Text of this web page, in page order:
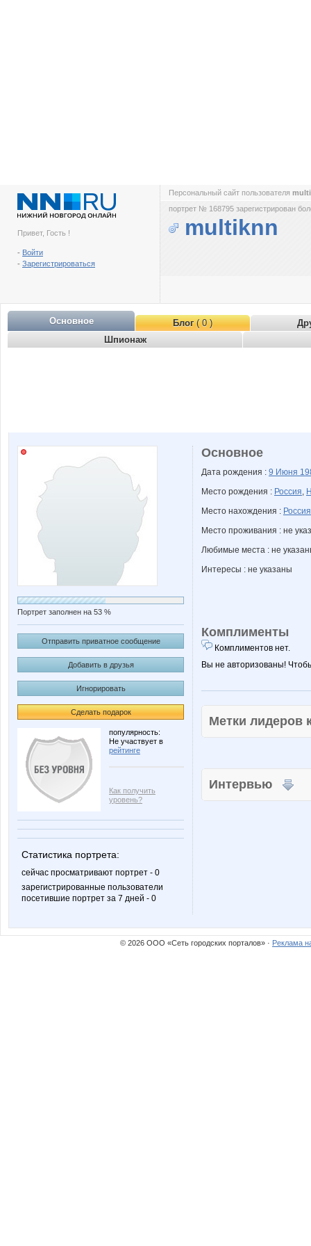
Привет, Гость !
- Войти
- Зарегистрироваться
Персональный сайт пользователя
портрет № 168795 зарегистрирован
multiknn
Основное Блог( 0 )
Шпионаж
Портрет заполнен на 53 %
Отправить приватное сообщение
Добавить в друзья
Игнорировать
Сделать подарок
популярность:
Не участвует в
рейтинге
Как получить
уровень?
Статистика портрета:
сейчас просматривают портрет - 0
зарегистрированные пользователи
посетившие портрет за 7 дней - 0
Основное
Дата рождения : 9 Июня
Место рождения : Россия,
Место нахождения : Россия
Место проживания : не
Любимые места : не
Интересы : не указаны
Комплименты
Комплиментов нет.
Вы не авторизованы!
Метки
Интервью
© 2026 ООО «Сеть городских порталов» · Реклама